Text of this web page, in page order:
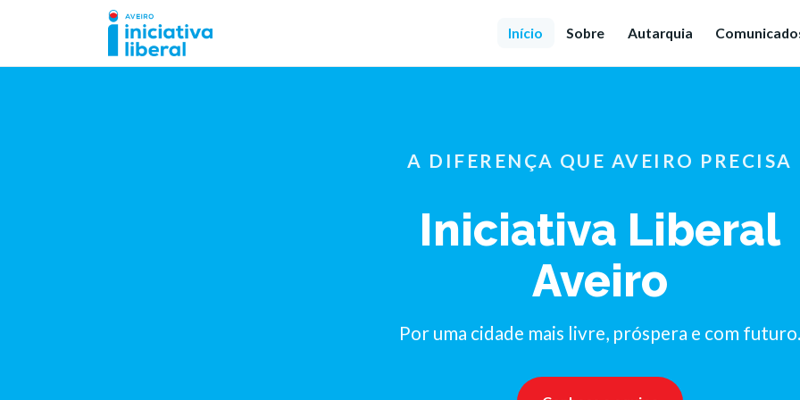
Início Sobre Autarquia
A DIFERENÇA QUE AVEIRO PRECISA
Iniciativa Liberal
Aveiro
Por uma cidade mais livre, próspera e com futuro.